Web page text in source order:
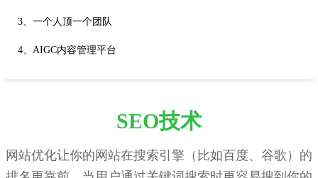
3、一个人顶一个团队
4、AIGC内容管理平台
SEO技术
网站优化让你的网站在搜索引擎（比如百度、谷歌）的